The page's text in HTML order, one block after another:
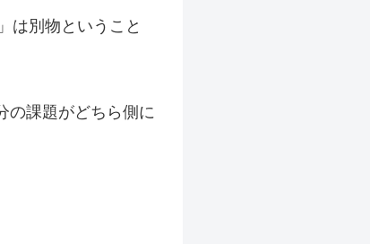
は別物ということ
の課題がどちら側に